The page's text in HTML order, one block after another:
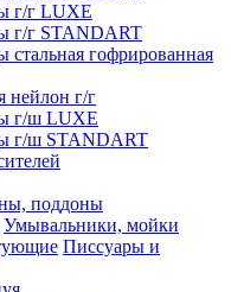
г/г LUXE
г/г STANDART
стальная гофрированная
нейлон г/г
г/ш LUXE
г/ш STANDART
поддоны
Умывальники, мойки
Писсуары и